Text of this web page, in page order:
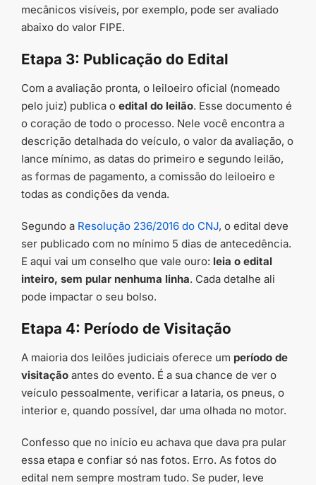
mecânicos visíveis, por exemplo, pode ser avaliado
abaixo do valor FIPE.
Etapa 3: Publicação do Edital
Com a avaliação pronta, o leiloeiro oficial (nomeado
pelo juiz) publica o edital do leilão. Esse documento é
o coração de todo o processo. Nele você encontra a
descrição detalhada do veículo, o valor da avaliação, o
lance mínimo, as datas do primeiro e segundo leilão,
as formas de pagamento, a comissão do leiloeiro e
todas as condições da venda.
Segundo a Resolução 236/2016 do CNJ, o edital deve
ser publicado com no mínimo 5 dias de antecedência.
E aqui vai um conselho que vale ouro: leia o edital
inteiro, sem pular nenhuma linha. Cada detalhe ali
pode impactar o seu bolso.
Etapa 4: Período de Visitação
A maioria dos leilões judiciais oferece um período de
visitação antes do evento. É a sua chance de ver o
veículo pessoalmente, verificar a lataria, os pneus, o
interior e, quando possível, dar uma olhada no motor.
Confesso que no início eu achava que dava pra pular
essa etapa e confiar só nas fotos. Erro. As fotos do
edital nem sempre mostram tudo. Se puder, leve